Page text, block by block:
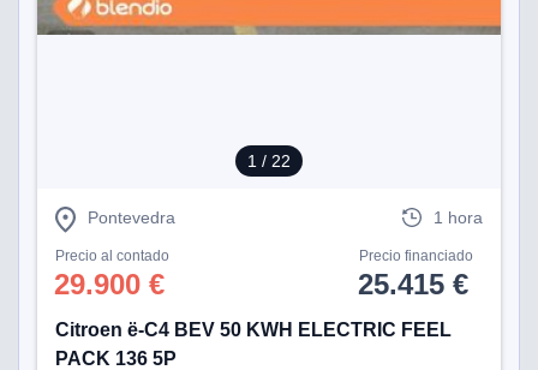
1 / 22
Pontevedra 1 hora
Precio al contado
29.900 €
Precio financiado
25.415 €
Citroen ë-C4 BEV 50 KWH ELECTRIC FEEL
PACK 136 5P